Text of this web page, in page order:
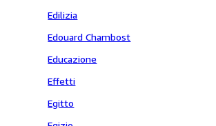
Edilizia
Edouard Chambost
Educazione
Effetti
Egitto